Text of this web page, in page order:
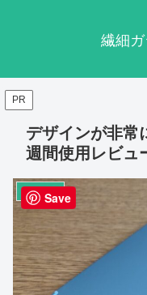
繊細
PR
デザインが非
週間使用レビュ
タブレットSave